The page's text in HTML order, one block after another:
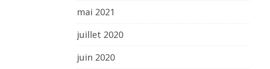
mai 2021
juillet 2020
juin 2020